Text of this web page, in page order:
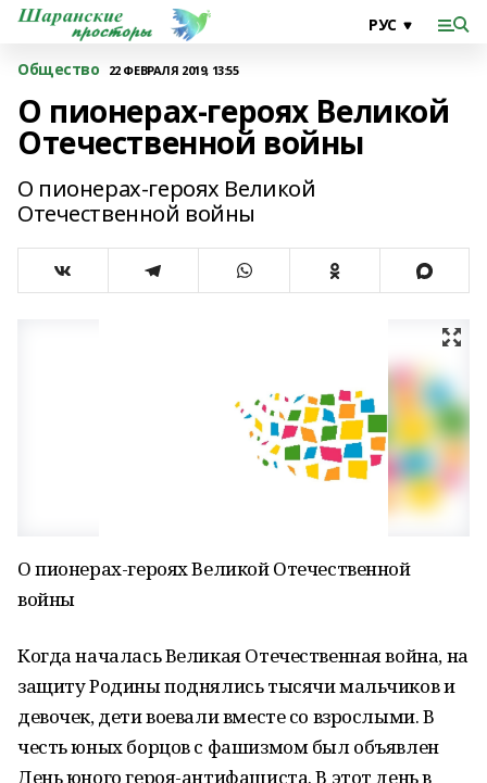
Общество 22 ФЕВРАЛЯ 2019, 13:55
О пионерах-героях Великой
Отечественной войны
О пионерах-героях Великой
Отечественной войны
О пионерах-героях Великой Отечественной
войны
Когда началась Великая Отечественная война, на
защиту Родины поднялись тысячи мальчиков и
девочек, дети воевали вместе со взрослыми. В
честь юных борцов с фашизмом был объявлен
День юного героя-антифашиста. В этот день в